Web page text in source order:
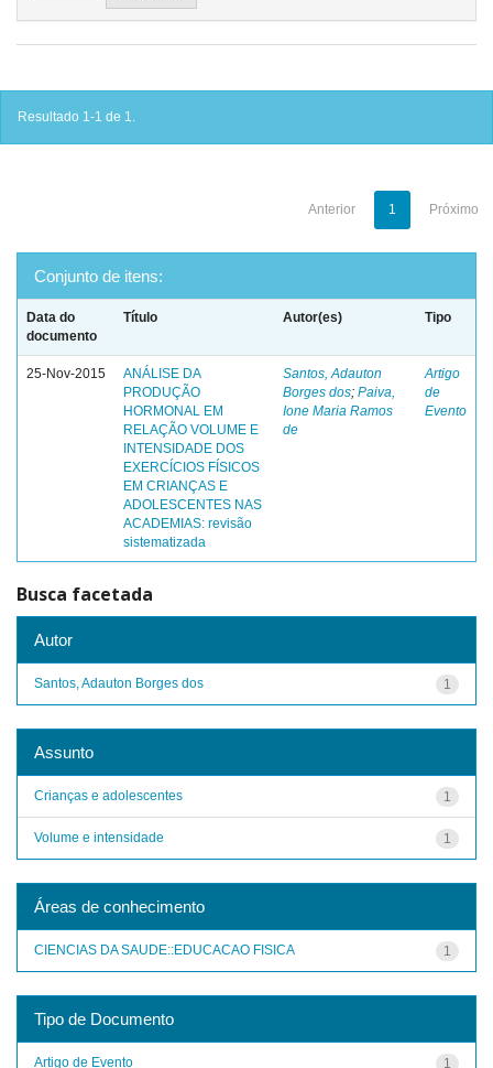
Resultado 1-1 de 1.
Anterior 1 Próximo
Conjunto de itens:
Data do
documento
Título Autor(es) Tipo
25-Nov-2015
ANÁLISE DA
PRODUÇÃO
HORMONAL EM
RELAÇÃO VOLUME E
INTENSIDADE DOS
EXERCÍCIOS FÍSICOS
EM CRIANÇAS E
ADOLESCENTES NAS
ACADEMIAS: revisão
sistematizada
Santos, Adauton
Borges dos; Paiva,
Ione Maria Ramos
de
Artigo
de
Evento
Busca facetada
Autor
1
Santos, Adauton Borges dos
Assunto
1
Crianças e adolescentes
1
Volume e intensidade
Áreas de conhecimento
1
CIENCIAS DA SAUDE::EDUCACAO FISICA
Tipo de Documento
1
Artigo de Evento